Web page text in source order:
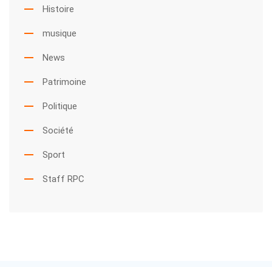
Histoire
musique
News
Patrimoine
Politique
Société
Sport
Staff RPC